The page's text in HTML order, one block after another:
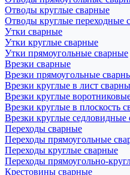
Отводы круглые сварные
Отводы круглые переходные
Утки сварные
Утки круглые сварные
Утки прямоугольные сварные
Врезки сварные
Врезки прямоугольные
Врезки круглые в лист
Врезки круглые
Врезки круглые в плоскость
Врезки круглые седловидные
Переходы сварные
Переходы прямоугольные
Переходы круглые сварные
Переходы прямоугольно-
Крестовины сварные